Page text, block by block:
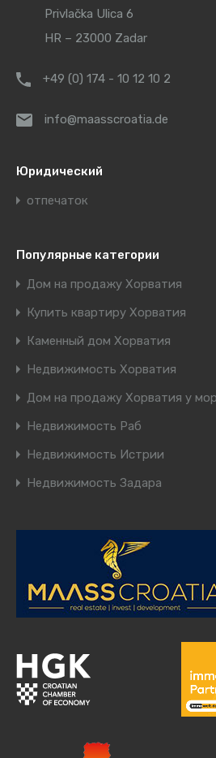
Privlačka Ulica 6
HR – 23000 Zadar
+49 (0) 174 - 10 12 10 2
info@maasscroatia.de
Юридический
отпечаток
Популярные категории
Дом на продажу Хорватия
Купить квартиру Хорватия
Каменный дом Хорватия
Недвижимость Хорватия
Дом на продажу Хорватия у
Недвижимость Раб
Недвижимость Истрии
Недвижимость Задара